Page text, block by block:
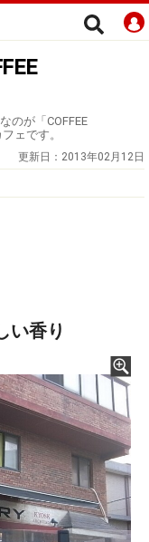
のが「COFFEE
ェです。
更新日： 2013年02月12日
い香り